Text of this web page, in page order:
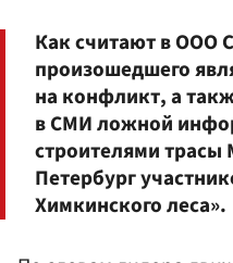
Как считают в ООО
произошедшего
на конфликт, а
в СМИ ложной
строителями трасы
Петербург
Химкинского леса».